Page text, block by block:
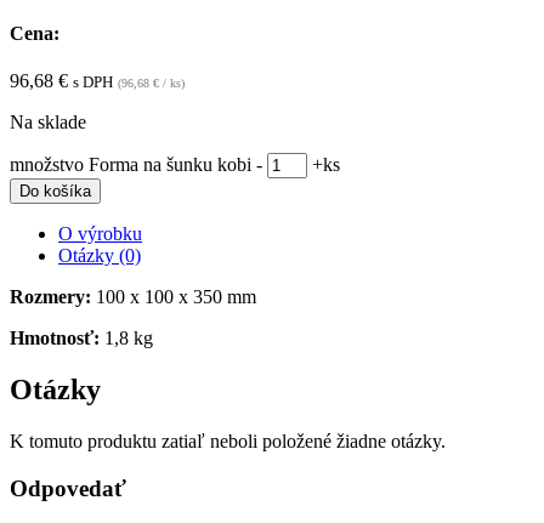
Cena:
96,68 € s DPH (96,68 € / ks)
Na sklade
množstvo Forma na šunku kobi - +ks
Do košíka
O výrobku
Otázky (0)
Rozmery: 100 x 100 x 350 mm
Hmotnosť: 1,8 kg
Otázky
K tomuto produktu zatiaľ neboli položené žiadne otázky.
Odpovedať